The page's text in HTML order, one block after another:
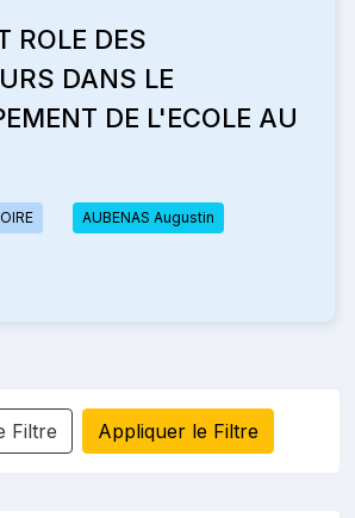
ROLE DES
DANS LE
DE L'ECOLE AU
AUBENAS Augustin
Filtre Appliquer le Filtre